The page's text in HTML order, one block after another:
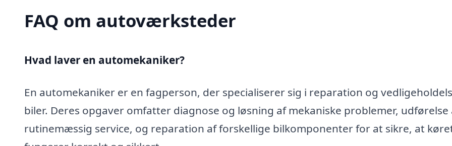
FAQ om autoværksteder
Hvad laver en automekaniker?
En automekaniker er en fagperson, der specialiserer sig i reparation og
biler. Deres opgaver omfatter diagnose og løsning af mekaniske problemer, udførelse
rutinemæssig service, og reparation af forskellige bilkomponenter for at sikre, at